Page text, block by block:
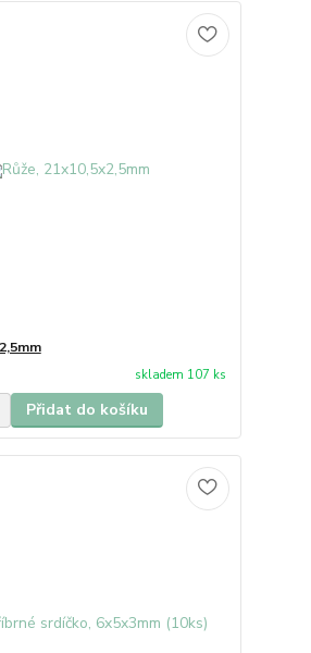
skladem 107 ks
Přidat do košíku